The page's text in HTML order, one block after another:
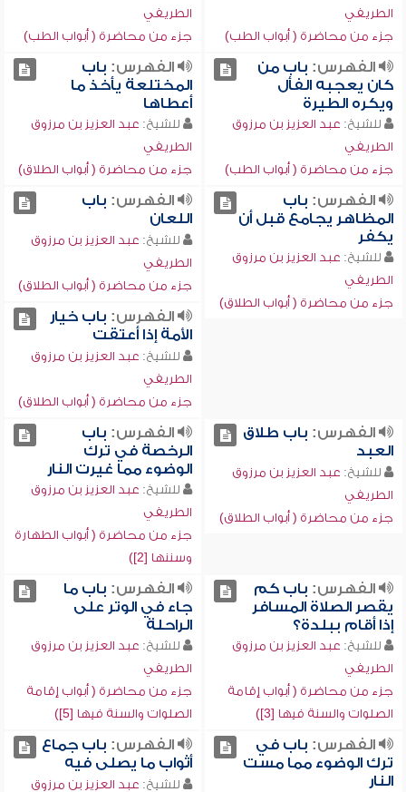
الطريفي
جزء من محاضرة ( أبواب الطب)
الطريفي
جزء من محاضرة ( أبواب الطب)
الفهرس: باب من
كان يعجبه الفأل
ويكره الطيرة
للشيخ: عبد العزيز بن مرزوق
الطريفي
جزء من محاضرة ( أبواب الطب)
الفهرس: باب
المختلعة يأخذ ما
أعطاها
للشيخ: عبد العزيز بن مرزوق
الطريفي
جزء من محاضرة ( أبواب الطلاق)
الفهرس: باب
المظاهر يجامع قبل أن
يكفر
للشيخ: عبد العزيز بن مرزوق
الطريفي
جزء من محاضرة ( أبواب الطلاق)
الفهرس: باب
اللعان
للشيخ: عبد العزيز بن مرزوق
الطريفي
جزء من محاضرة ( أبواب الطلاق)
الفهرس: باب خيار
الأمة إذا أعتقت
للشيخ: عبد العزيز بن مرزوق
الطريفي
جزء من محاضرة ( أبواب الطلاق)
الفهرس: باب طلاق
العبد
للشيخ: عبد العزيز بن مرزوق
الطريفي
جزء من محاضرة ( أبواب الطلاق)
الفهرس: باب
الرخصة في ترك
الوضوء مما غيرت النار
للشيخ: عبد العزيز بن مرزوق
الطريفي
جزء من محاضرة ( أبواب الطهارة
وسننها [2])
الفهرس: باب كم
يقصر الصلاة المسافر
إذا أقام ببلدة؟
للشيخ: عبد العزيز بن مرزوق
الطريفي
جزء من محاضرة ( أبواب إقامة
الصلوات والسنة فيها [3])
الفهرس: باب ما
جاء في الوتر على
الراحلة
للشيخ: عبد العزيز بن مرزوق
الطريفي
جزء من محاضرة ( أبواب إقامة
الصلوات والسنة فيها [5])
الفهرس: باب في
ترك الوضوء مما مست
النار
الفهرس: باب جماع
أثواب ما يصلى فيه
للشيخ: عبد العزيز بن مرزوق